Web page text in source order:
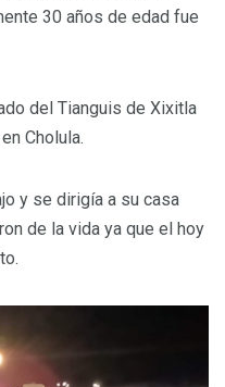
30 años de edad fue
del Tianguis de Xixitla
Cholula.
y se dirigía a su casa
de la vida ya que el hoy